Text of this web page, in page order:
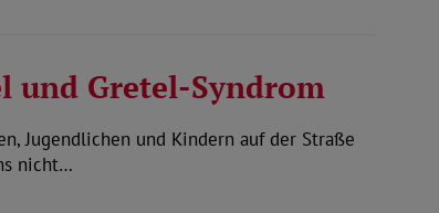
und Gretel-Syndrom
Jugendlichen und Kindern auf der Straße
nicht…